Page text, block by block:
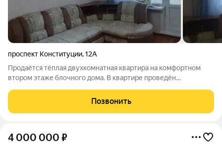
проспект Конституции,12А
Продаётся тёплая двухкомнатная квартира на комфортном
втором этаже блочного дома. В квартире проведён
пластиковые, установлены счётчики. Во всех окнах,
выходящие на обе стороны дома, установлены
Позвонить
4 000 000 ₽